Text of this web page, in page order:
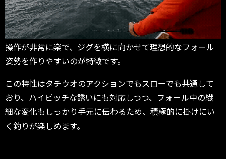
操作が非常に楽で、ジグを横に向かせて理想的なフォール
姿勢を作りやすいのが特徴です。
この特性はタチウオのアクションでもスローでも共通して
おり、ハイピッチな誘いにも対応しつつ、フォール中の繊
細な変化もしっかり手元に伝わるため、積極的に掛けにい
く釣りが楽しめます。